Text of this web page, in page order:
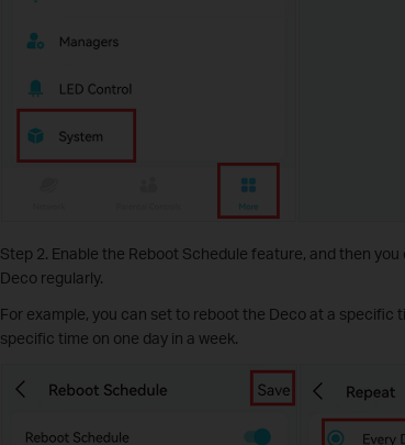
Step 2. Enable the Reboot Schedule feature, and then
Deco regularly.
For example, you can set to reboot the Deco at a specific
specific time on one day in a week.